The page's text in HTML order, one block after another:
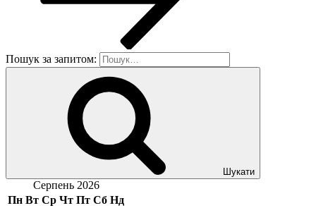
Пошук за запитом:
Шукати
Серпень 2026
Пн Вт Ср Чт Пт Сб Нд